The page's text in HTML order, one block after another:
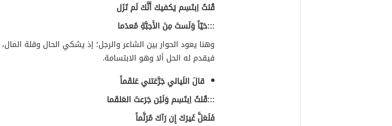
قُلتُ اِبتَسِم يَكفيكَ أَنَّكَ لَم تَزَل
:::حَيّاً وَلَستَ مِنَ الأَحِبَّةِ مُعدَما
وهنا يعود الحوار بين الشاعر والرجل؛ إذ يشكي الحال وقلة المال،
فيقدم له الحل ألا وهو الابتسامة.
قالَ اللَيالي جَرَّعَتني عَلقَماً
:::قُلتُ اِبتَسِم وَلَئِن جَرَعتَ العَلقَما
فَلَعَلَّ غَيرَكَ إِن رَآكَ مُرَنَّماً